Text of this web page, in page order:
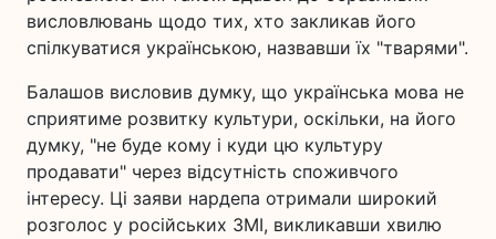
висловлювань щодо тих, хто закликав його
спілкуватися українською, назвавши їх "тварями".
Балашов висловив думку, що українська мова не
сприятиме розвитку культури, оскільки, на його
думку, "не буде кому і куди цю культуру
продавати" через відсутність споживчого
інтересу. Ці заяви нардепа отримали широкий
розголос у російських ЗМІ, викликавши хвилю